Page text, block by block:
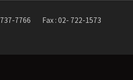
737-7766
Fax : 02- 722-1573